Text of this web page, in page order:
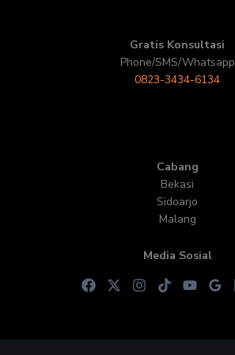
Gratis Konsultasi
Phone/SMS/Whatsapp
0823-3434-6134
Cabang
Bekasi
Sidoarjo
Malang
Media Sosial